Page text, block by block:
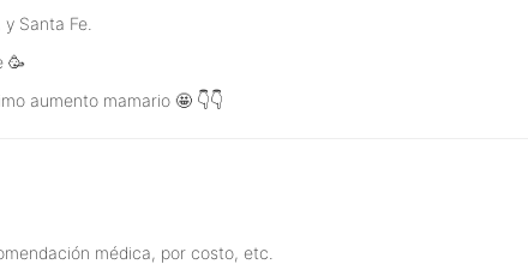
Santa Fe.
🥳
aumento mamario 🤩 👇👇
médica, por costo, etc.